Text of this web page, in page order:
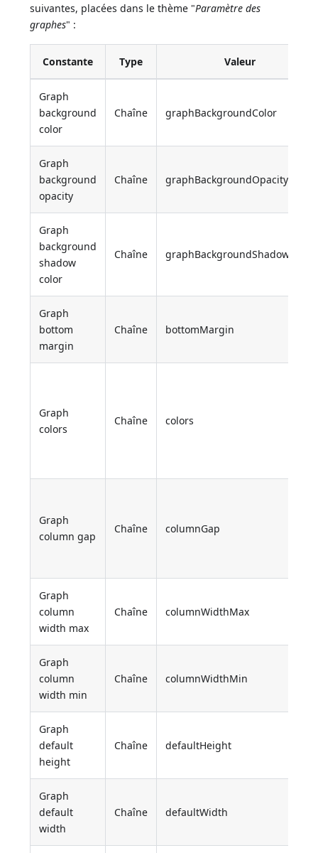
suivantes, placées dans le thème "Paramètre des
graphes" :
Constante Type Valeur
Graph
background
color
Chaîne graphBackgroundColor
Graph
background
opacity
Chaîne graphBackgroundOpacity
Graph
background
shadow
color
Chaîne graphBackgroundShadowColor
Graph
bottom
margin
Chaîne bottomMargin
Graph
colors
Chaîne colors
Graph
column gap
Chaîne columnGap
Graph
column
width max
Chaîne columnWidthMax
Graph
column
width min
Chaîne columnWidthMin
Graph
default
height
Chaîne defaultHeight
Graph
default
width
Chaîne defaultWidth